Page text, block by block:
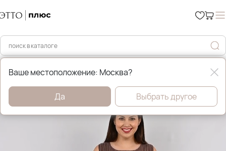
Главная Платья, сарафаны и туники
Ваше местоположение: Москва?
Да Выбрать другое